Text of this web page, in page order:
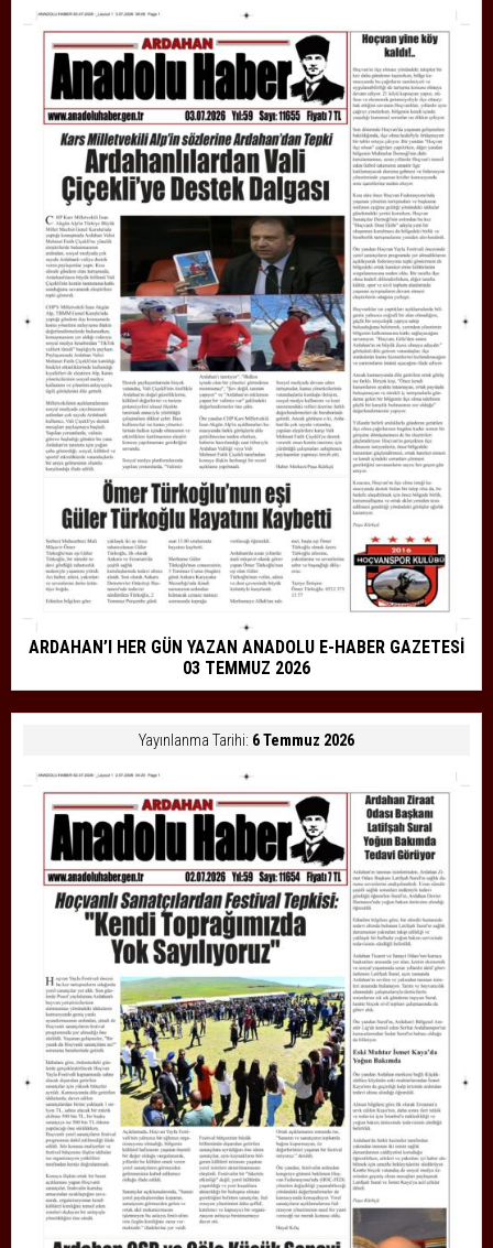
ARDAHAN’I HER GÜN YAZAN ANADOLU E-HABER GAZETESİ
03 TEMMUZ 2026
Yayınlanma Tarihi: 6 Temmuz 2026